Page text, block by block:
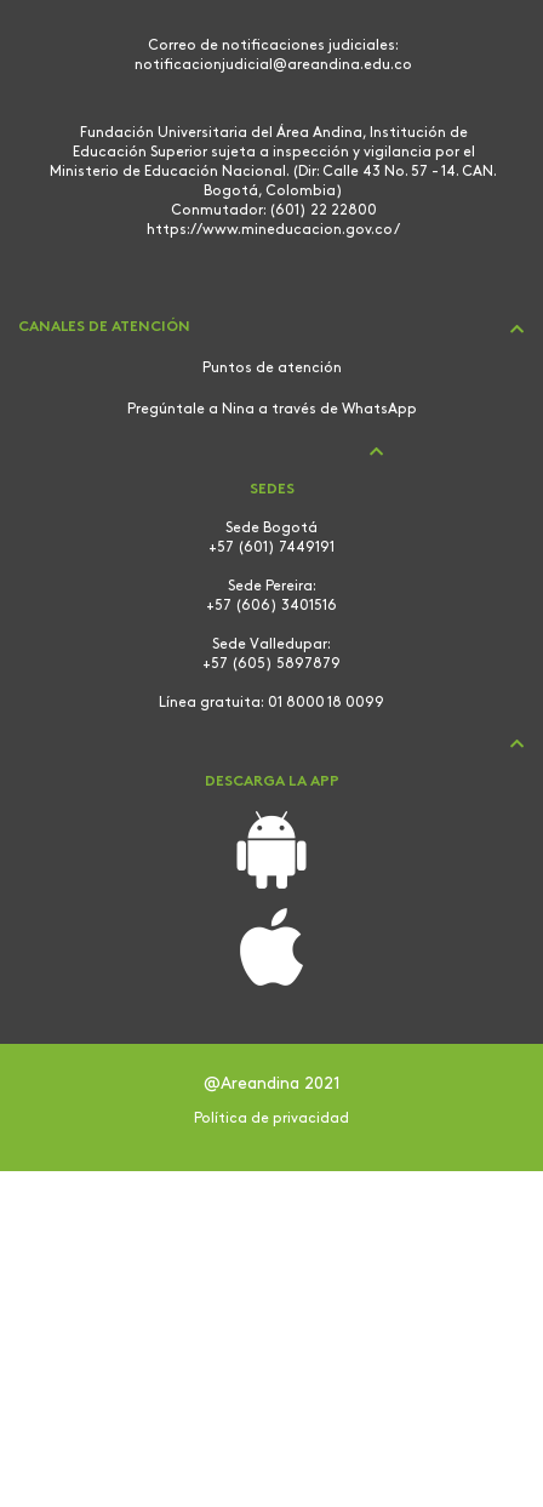
Correo de notificaciones judiciales:
notificacionjudicial@areandina.edu.co
Fundación Universitaria del Área Andina, Institución de
Educación Superior sujeta a inspección y vigilancia por el
Ministerio de Educación Nacional. (Dir: Calle 43 No. 57 - 14. CAN.
Bogotá, Colombia)
Conmutador: (601) 22 22800
https://www.mineducacion.gov.co/
CANALES DE ATENCIÓN
Puntos de atención
Pregúntale a Nina a través de WhatsApp
SEDES
Sede Bogotá
+57 (601) 7449191
Sede Pereira:
+57 (606) 3401516
Sede Valledupar:
+57 (605) 5897879
Línea gratuita: 01 8000 18 0099
DESCARGA LA APP
@Areandina 2021
Política de privacidad